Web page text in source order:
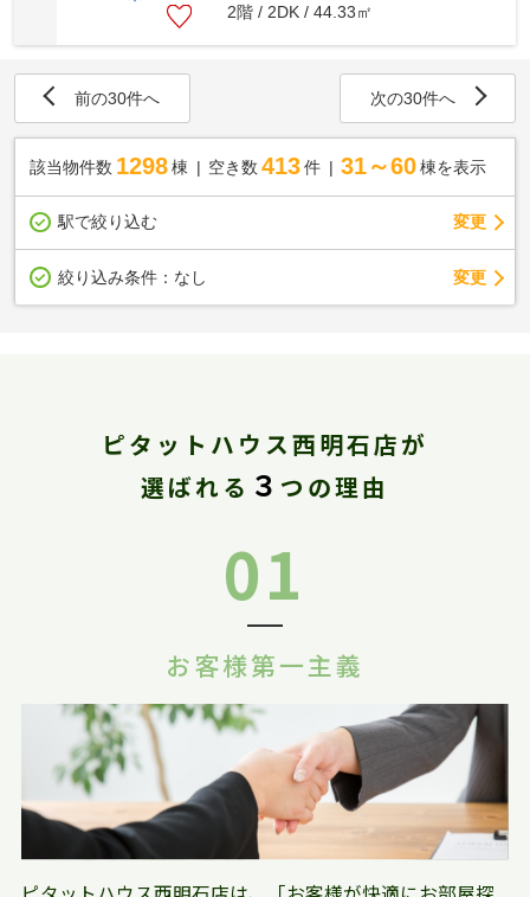
2階 / 2DK / 44.33㎡
前の30件へ 次の30件へ
該当物件数 1298棟 空き数 413 件 31～60 棟を表示
駅で絞り込む 変更
絞り込み条件： なし 変更
ピタットハウス西明石店が
選ばれる ３ つの理由
01
お客様第一主義
ピタットハウス西明石店は、「お客様が快適にお部屋探